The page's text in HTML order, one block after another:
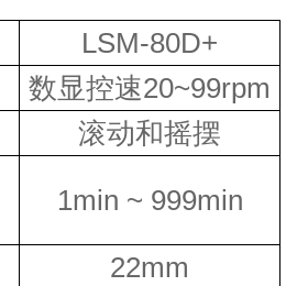
LSM-80D+
数显控速20~99rpm
滚动和摇摆
1min ~ 999min
22mm